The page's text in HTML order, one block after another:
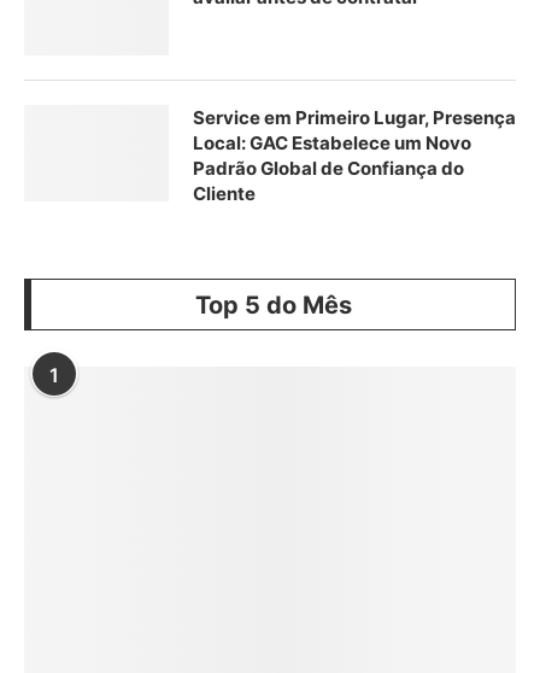
Service em Primeiro Lugar, Presença
Local: GAC Estabelece um Novo
Padrão Global de Confiança do
Cliente
Top 5 do Mês
1